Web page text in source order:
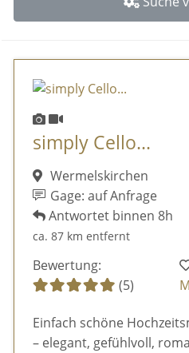
simply Cello...
Wermelskirchen
Gage: auf Anfrage
Antwortet binnen 8h
ca. 87 km entfernt
Bewertung:
(5)
Einfach schöne
– elegant, gefühlvoll,